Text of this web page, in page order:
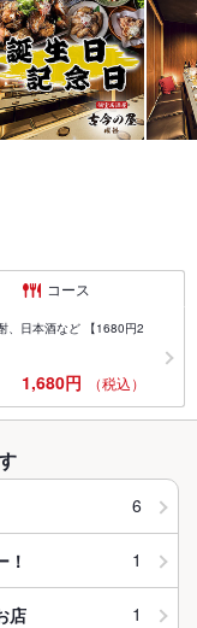
コース
、日本酒など 【1680円2
1,680円 （税込）
6
1
店 1